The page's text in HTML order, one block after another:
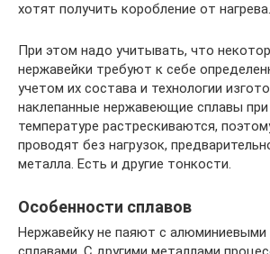
хотят получить коробление от нагрева.
При этом надо учитывать, что
нержавейки требуют к себе
учетом их состава и технологии
наклепанные нержавеющие сплавы
температуре растрескиваются,
проводят без нагрузок,
металла. Есть и другие тонкости.
Особенности сплавов
Нержавейку не паяют с алюминиевыми